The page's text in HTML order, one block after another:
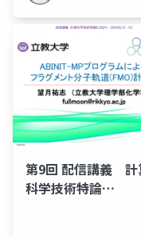
第9回 配信講義 計
科学技術特論